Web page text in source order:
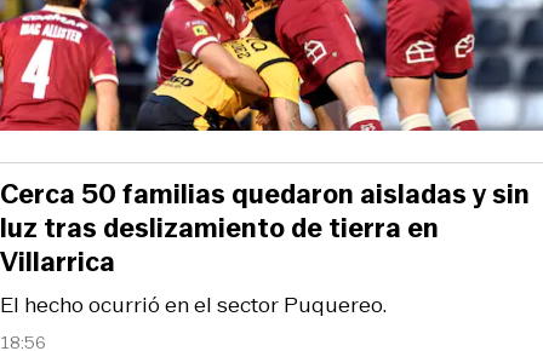
18:56
El hecho ocurrió en el sector Puquereo.
Cerca 50 familias quedaron aisladas y sin
luz tras deslizamiento de tierra en
Villarrica